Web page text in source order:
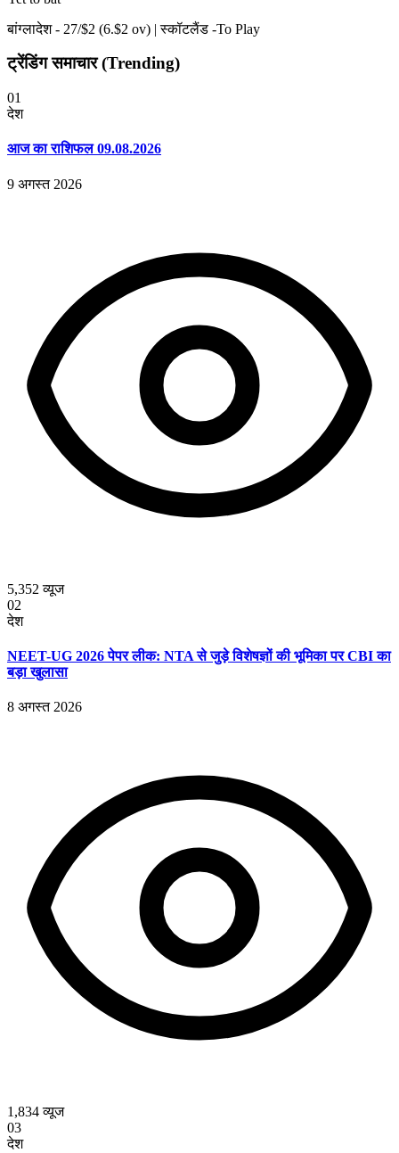
बांग्लादेश - 27/$2 (6.$2 ov) | स्कॉटलैंड -To Play
ट्रेंडिंग समाचार (Trending)
01
देश
आज का राशिफल 09.08.2026
9 अगस्त 2026
5,352 व्यूज
02
देश
NEET-UG 2026 पेपर लीक: NTA से जुड़े विशेषज्ञों की भूमिका पर CBI का
बड़ा खुलासा
8 अगस्त 2026
1,834व्यूज
03
देश